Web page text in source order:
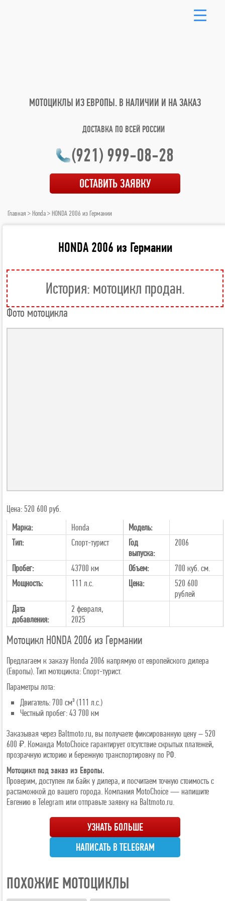
МОТОЦИКЛЫ ИЗ ЕВРОПЫ. В НАЛИЧИИ И НА ЗАКАЗ
ДОСТАВКА ПО ВСЕЙ РОССИИ
(921) 999-08-28
ОСТАВИТЬ ЗАЯВКУ
Главная > Honda> HONDA 2006 из Германии
HONDA 2006 из Германии
История: мотоцикл продан.
Фото мотоцикла
Цена: 520 600 руб.
Марка:
Honda
Модель:
Тип:
Спорт-турист
Год
выпуска:
2006
Пробег: 43700 км Объем:
700 куб. см.
Мощность:
111 л.с. Цена:
520 600
рублей
Дата
добавления:
2 февраля,
2025
Мотоцикл HONDA 2006 из Германии
Предлагаем к заказу Honda 2006 напрямую от европейского дилера
(Европы). Тип мотоцикла: Спорт-турист.
Параметры лота:
Двигатель: 700 см³ (111 л.с.)
Честный пробег: 43 700 км
Заказывая через Baltmoto.ru, вы получаете фиксированную цену – 520
600 ₽. Команда MotoChoice гарантирует отсутствие скрытых платежей,
прозрачную историю и бережную транспортировку по РФ.
Мотоцикл под заказ из Европы.
Проверим, доступен ли байк у дилера, и посчитаем точную стоимость с
растаможкой до вашего города. Компания MotoChoice — напишите
Евгению в Telegram или отправьте заявку на Baltmoto.ru.
УЗНАТЬ БОЛЬШЕ
НАПИСАТЬ В TELEGRAM
ПОХОЖИЕ МОТОЦИКЛЫ